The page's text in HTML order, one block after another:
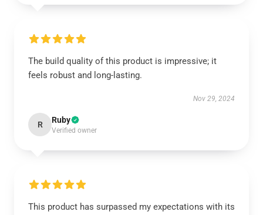
The build quality of this product is impressive; it
feels robust and long-lasting.
Nov 29, 2024
R Ruby
Verified owner
This product has surpassed my expectations with its